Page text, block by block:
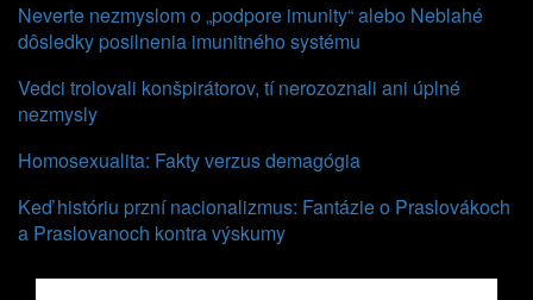
Neverte nezmyslom o „podpore imunity“ alebo Neblahé
dôsledky posilnenia imunitného systému
Vedci trolovali konšpirátorov, tí nerozoznali ani úplné
nezmysly
Homosexualita: Fakty verzus demagógia
Keď históriu przní nacionalizmus: Fantázie o Praslovákoch
a Praslovanoch kontra výskumy